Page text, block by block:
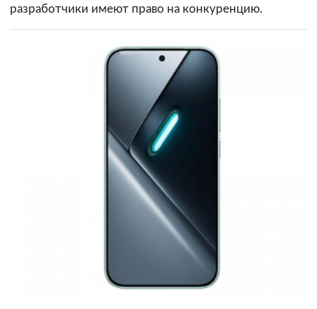
разработчики имеют право на конкуренцию.